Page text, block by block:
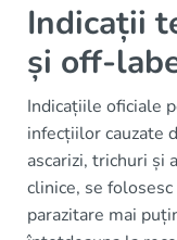
Indicații
și off-
Indicațiile oficiale
infecțiilor cauzate
ascarizi, trichuri și
clinice, se
parazitare mai